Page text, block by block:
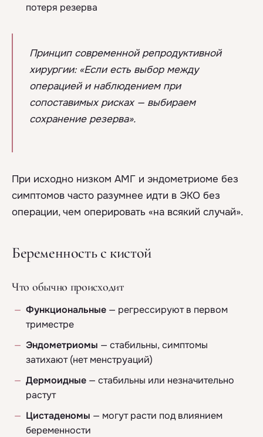
потеря резерва
Принцип современной репродуктивной
хирургии: «Если есть выбор между
операцией и наблюдением при
сопоставимых рисках — выбираем
сохранение резерва».
При исходно низком АМГ и эндометриоме без
симптомов часто разумнее идти в ЭКО без
операции, чем оперировать «на всякий случай».
Беременность с кистой
Что обычно происходит
Функциональные — регрессируют в первом
триместре
Эндометриомы — стабильны, симптомы
затихают (нет менструаций)
Дермоидные — стабильны или незначительно
растут
Цистаденомы — могут расти под влиянием
беременности